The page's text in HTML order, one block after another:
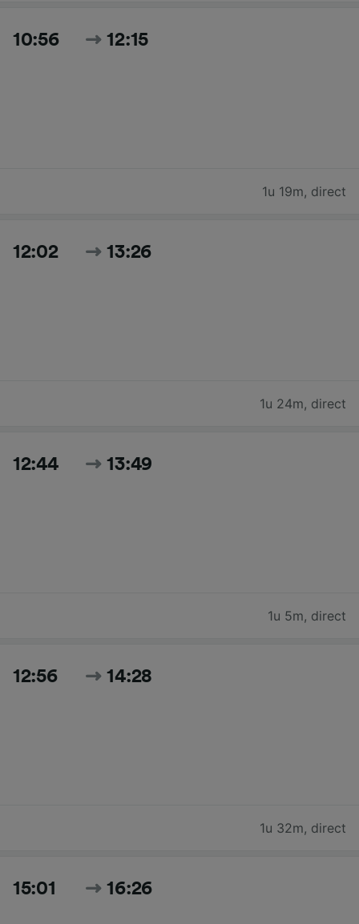
10:56 12:15
1u 19m, direct
12:02 13:26
1u 24m, direct
12:44 13:49
1u 5m, direct
12:56 14:28
1u 32m, direct
15:01 16:26